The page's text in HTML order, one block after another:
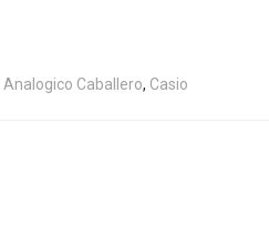
Analogico Caballero, Casio